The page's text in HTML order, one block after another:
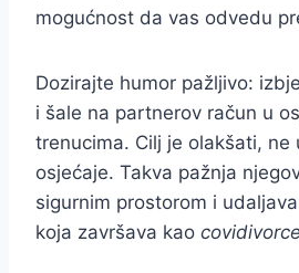
mogućnost da vas odvedu
Dozirajte humor pažljivo:
i šale na partnerov račun u
trenucima. Cilj je olakšati, ne
osjećaje. Takva pažnja
sigurnim prostorom i
koja završava kao covidivorce